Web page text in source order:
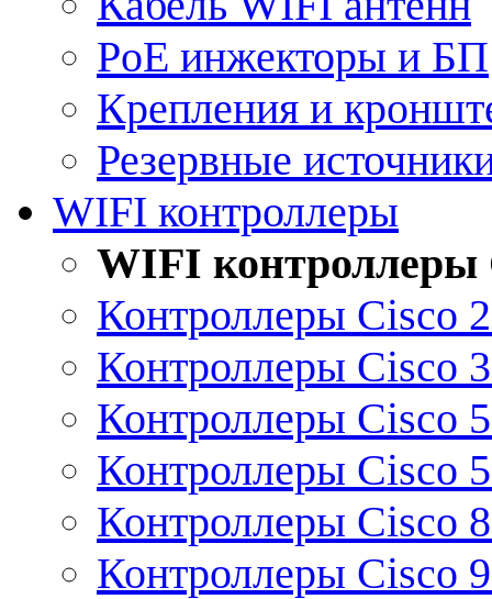
PoE инжекторы и БП
Крепления и
Резервные
WIFI контроллеры
WIFI контроллеры
Контроллеры Cisco
Контроллеры Cisco
Контроллеры Cisco
Контроллеры Cisco
Контроллеры Cisco
Контроллеры Cisco